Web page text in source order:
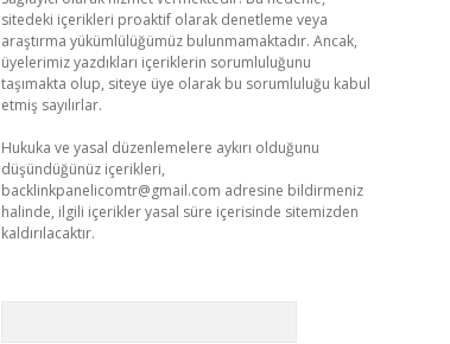
sitedeki içerikleri proaktif olarak denetleme veya
araştırma yükümlülüğümüz bulunmamaktadır. Ancak,
üyelerimiz yazdıkları içeriklerin sorumluluğunu
taşımakta olup, siteye üye olarak bu sorumluluğu kabul
etmiş sayılırlar.
Hukuka ve yasal düzenlemelere aykırı olduğunu
düşündüğünüz içerikleri,
backlinkpanelicomtr@gmail.com adresine bildirmeniz
halinde, ilgili içerikler yasal süre içerisinde sitemizden
kaldırılacaktır.